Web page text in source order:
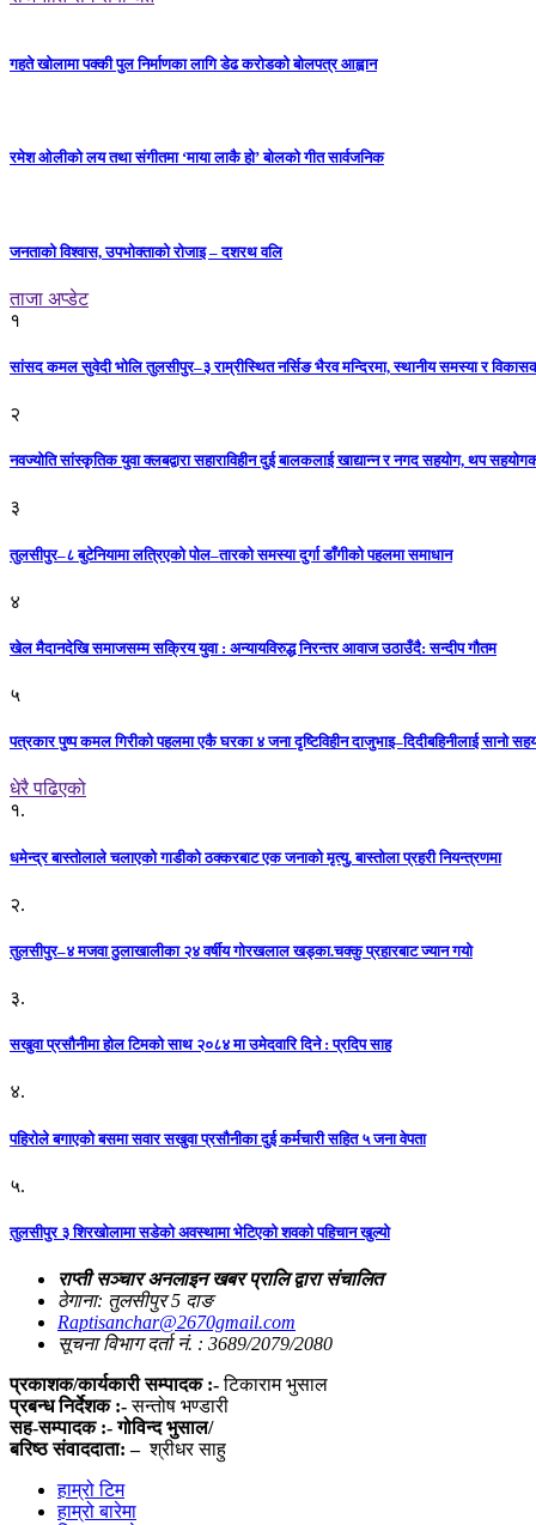
गहते खोलामा पक्की पुल निर्माणका लागि डेढ करोडको बोलपत्र आह्वान
रमेश ओलीको लय तथा संगीतमा ‘माया लाकै हो’ बोलको गीत सार्वजनिक
जनताको विश्वास, उपभोक्ताको रोजाइ – दशरथ वलि
ताजा अप्डेट
१
सांसद कमल सुवेदी भोलि तुलसीपुर–३ राम्रीस्थित नर्सिङ भैरव मन्दिरमा, स्थानीय समस्या र
२
नवज्योति सांस्कृतिक युवा क्लबद्वारा सहाराविहीन दुई बालकलाई खाद्यान्न र नगद सहयोग, थप
३
तुलसीपुर–८ बुटेनियामा लत्रिएको पोल–तारको समस्या दुर्गा डाँगीको पहलमा समाधान
४
खेल मैदानदेखि समाजसम्म सक्रिय युवा : अन्यायविरुद्ध निरन्तर आवाज उठाउँदै: सन्दीप गौतम
५
पत्रकार पुष्प कमल गिरीको पहलमा एकै घरका ४ जना दृष्टिविहीन दाजुभाइ–दिदीबहिनीलाई सानो
धेरै पढिएको
१.
धमेन्द्र बास्तोलाले चलाएको गाडीको ठक्करबाट एक जनाको मृत्यु, बास्तोला प्रहरी नियन्त्रणमा
२.
तुलसीपुर–४ मजवा ठुलाखालीका २४ वर्षीय गोरखलाल खड्का.चक्कु प्रहारबाट ज्यान गयो
३.
सखुवा प्रसौनीमा होल टिमको साथ २०८४ मा उमेदवारि दिने : प्रदिप साह
४.
पहिराेले बगाएकाे बसमा सवार सखुवा प्रसाैनीका दुई कर्मचारी सहित ५ जना वेपता
५.
तुलसीपुर ३ शिरखोलामा सडेको अवस्थामा भेटिएको शवको पहिचान खुल्यो
राप्ती सञ्चार अनलाइन खबर प्रालि द्वारा संचालित
ठेगाना: तुलसीपुर 5 दाङ
Raptisanchar@2670gmail.com
सूचना विभाग दर्ता नं. : 3689/2079/2080
प्रकाशक/कार्यकारी सम्पादक :-टिकाराम भुसाल
प्रबन्ध निर्देशक :-सन्तोष भण्डारी
सह-सम्पादक :- गोविन्द भुसाल/
बरिष्ठ संवाददाता: – श्रीधर साहु
हाम्रो टिम
हाम्रो बारेमा